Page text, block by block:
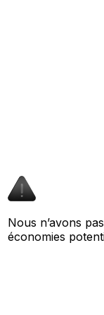
Nous n’avons
économies